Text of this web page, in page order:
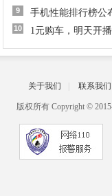
9 手机性能排行榜公
10 1元购车，明天开
关于我们 联系我们
版权所有 Copyright ©